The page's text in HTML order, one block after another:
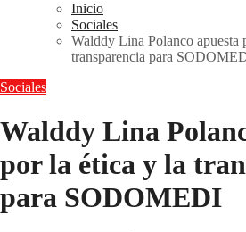
Inicio
Sociales
Walddy Lina Polanco apuesta
transparencia para
Sociales
Walddy Lina
por la ética y la
para SODOMEDI